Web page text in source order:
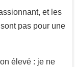
et les
pas pour une
élevé : je ne